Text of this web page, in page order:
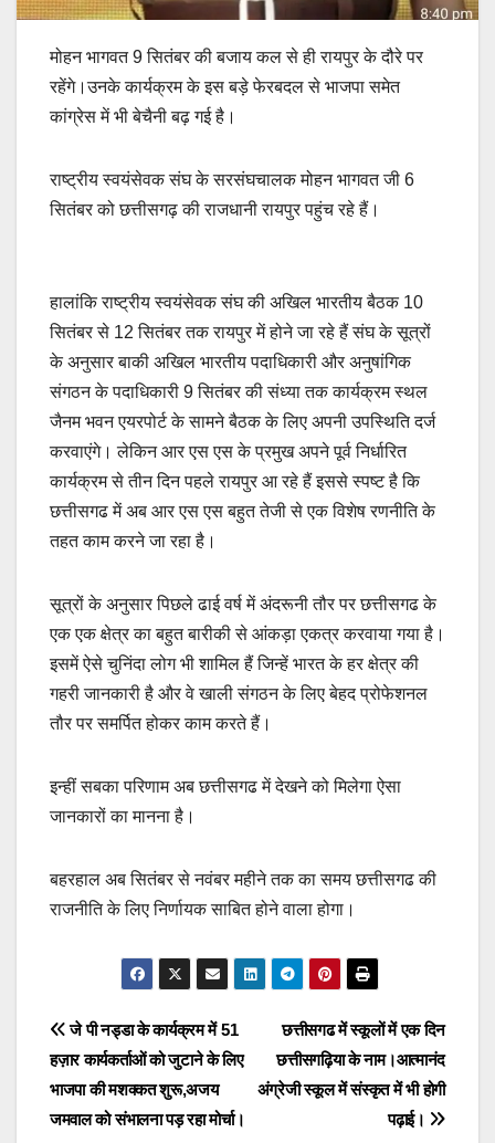
मोहन भागवत 9 सितंबर की बजाय कल से ही रायपुर के दौरे पर
रहेंगे।उनके कार्यक्रम के इस बड़े फेरबदल से भाजपा समेत
कांग्रेस में भी बेचैनी बढ़ गई है।
राष्ट्रीय स्वयंसेवक संघ के सरसंघचालक मोहन भागवत जी 6
सितंबर को छत्तीसगढ़ की राजधानी रायपुर पहुंच रहे हैं।
हालांकि राष्ट्रीय स्वयंसेवक संघ की अखिल भारतीय बैठक 10
सितंबर से 12 सितंबर तक रायपुर में होने जा रहे हैं संघ के सूत्रों
के अनुसार बाकी अखिल भारतीय पदाधिकारी और अनुषांगिक
संगठन के पदाधिकारी 9 सितंबर की संध्या तक कार्यक्रम स्थल
जैनम भवन एयरपोर्ट के सामने बैठक के लिए अपनी उपस्थिति दर्ज
करवाएंगे। लेकिन आर एस एस के प्रमुख अपने पूर्व निर्धारित
कार्यक्रम से तीन दिन पहले रायपुर आ रहे हैं इससे स्पष्ट है कि
छत्तीसगढ में अब आर एस एस बहुत तेजी से एक विशेष रणनीति के
तहत काम करने जा रहा है।
सूत्रों के अनुसार पिछले ढाई वर्ष में अंदरूनी तौर पर छत्तीसगढ के
एक एक क्षेत्र का बहुत बारीकी से आंकड़ा एकत्र करवाया गया है।
इसमें ऐसे चुनिंदा लोग भी शामिल हैं जिन्हें भारत के हर क्षेत्र की
गहरी जानकारी है और वे खाली संगठन के लिए बेहद प्रोफेशनल
तौर पर समर्पित होकर काम करते हैं।
इन्हीं सबका परिणाम अब छत्तीसगढ में देखने को मिलेगा ऐसा
जानकारों का मानना है।
बहरहाल अब सितंबर से नवंबर महीने तक का समय छत्तीसगढ की
राजनीति के लिए निर्णायक साबित होने वाला होगा।
Post
navigation
छत्तीसगढ में स्कूलों में एक दिन
छत्तीसगढ़िया के नाम।आत्मानंद
अंग्रेजी स्कूल में संस्कृत में भी होगी
पढ़ाई।
जे पी नड्डा के कार्यक्रम में 51
हज़ार कार्यकर्ताओं को जुटाने के लिए
भाजपा की मशक्कत शुरू,अजय
जमवाल को संभालना पड़ रहा मोर्चा।